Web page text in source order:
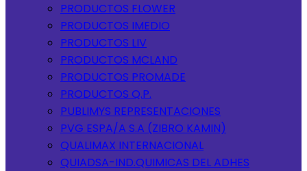
PRODUCTOS FLOWER
PRODUCTOS IMEDIO
PRODUCTOS LIV
PRODUCTOS MCLAND
PRODUCTOS PROMADE
PRODUCTOS Q.P.
PUBLIMYS REPRESENTACIONES
PVG ESPA/A S.A (ZIBRO KAMIN)
QUALIMAX INTERNACIONAL
QUIADSA-IND.QUIMICAS DEL ADHES